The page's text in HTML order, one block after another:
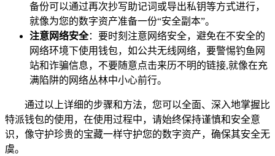
备份可以通过再次抄写助记词或导出私钥等方式进行，
就像为您的数字资产准备一份“安全副本”。
注意网络安全：要时刻注意网络安全，避免在不安全的
网络环境下使用钱包，如公共无线网络，要警惕钓鱼网
站和诈骗信息，不要随意点击来历不明的链接,就像在充
满陷阱的网络丛林中小心前行。
通过以上详细的步骤和方法，您可以全面、深入地掌握比
特派钱包的使用，在使用过程中，请始终保持谨慎和安全意
识，像守护珍贵的宝藏一样守护您的数字资产，确保其安全无
虞。